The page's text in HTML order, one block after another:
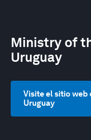
Ministry of
Uruguay
Visite el sitio
Uruguay